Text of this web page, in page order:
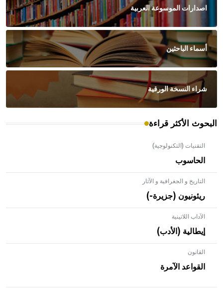
اصدارات الموسوعة العربية
أسماء الباحثين
شراء النسخة الورقية
البحوث الأكثر قراءة
التقنيات (التكنولوجية)
الحاسوب
التاريخ و الجغرافية و الآثار
ريئونيون (جزيرة-)
الآداب اللاتينية
إيطالية (الأدب)
القانون
القواعد الآمرة
- هل تعلم أن الأبلق نوع من الفنون الهندسية التي ارتبطت
بالعمارة الإسلامية في بلاد الشام ومصر خاصة، حيث يحرص
المعمار على بناء مداميكه وخاصة في الواجهات